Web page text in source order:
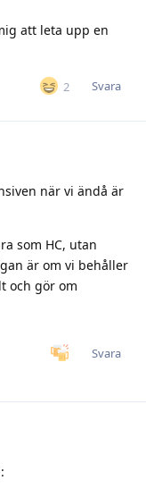
att leta upp en
2 Svara
när vi ändå är
som HC, utan
är om vi behåller
och gör om
Svara